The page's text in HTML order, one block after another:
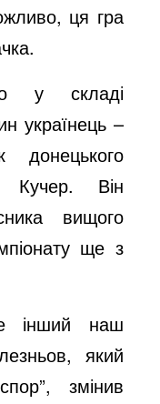
ця гра
у складі
українець –
Кучер. Він
вищого
ще з
інший наш
який
змінив